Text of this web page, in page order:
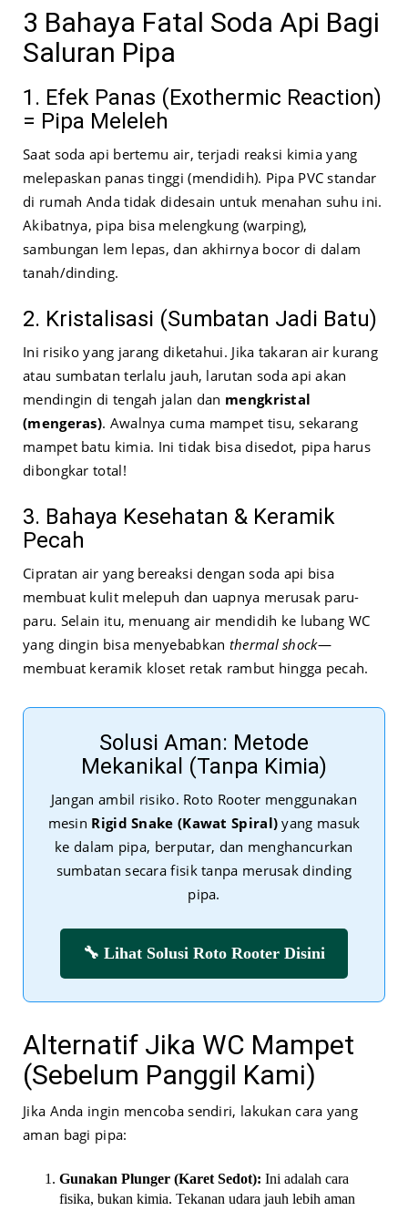
3 Bahaya Fatal Soda Api Bagi
Saluran Pipa
1. Efek Panas (Exothermic Reaction)
= Pipa Meleleh
Saat soda api bertemu air, terjadi reaksi kimia yang
melepaskan panas tinggi (mendidih). Pipa PVC standar
di rumah Anda tidak didesain untuk menahan suhu ini.
Akibatnya, pipa bisa melengkung (warping),
sambungan lem lepas, dan akhirnya bocor di dalam
tanah/dinding.
2. Kristalisasi (Sumbatan Jadi Batu)
Ini risiko yang jarang diketahui. Jika takaran air kurang
atau sumbatan terlalu jauh, larutan soda api akan
mendingin di tengah jalan dan mengkristal
(mengeras). Awalnya cuma mampet tisu, sekarang
mampet batu kimia. Ini tidak bisa disedot, pipa harus
dibongkar total!
3. Bahaya Kesehatan & Keramik
Pecah
Cipratan air yang bereaksi dengan soda api bisa
membuat kulit melepuh dan uapnya merusak paru-
paru. Selain itu, menuang air mendidih ke lubang WC
yang dingin bisa menyebabkan thermal shock—
membuat keramik kloset retak rambut hingga pecah.
Solusi Aman: Metode
Mekanikal (Tanpa Kimia)
Jangan ambil risiko. Roto Rooter menggunakan
mesin Rigid Snake (Kawat Spiral) yang masuk
ke dalam pipa, berputar, dan menghancurkan
sumbatan secara fisik tanpa merusak dinding
pipa.
🔧 Lihat Solusi Roto Rooter Disini
Alternatif Jika WC Mampet
(Sebelum Panggil Kami)
Jika Anda ingin mencoba sendiri, lakukan cara yang
aman bagi pipa:
Gunakan Plunger (Karet Sedot): Ini adalah cara
fisika, bukan kimia. Tekanan udara jauh lebih aman